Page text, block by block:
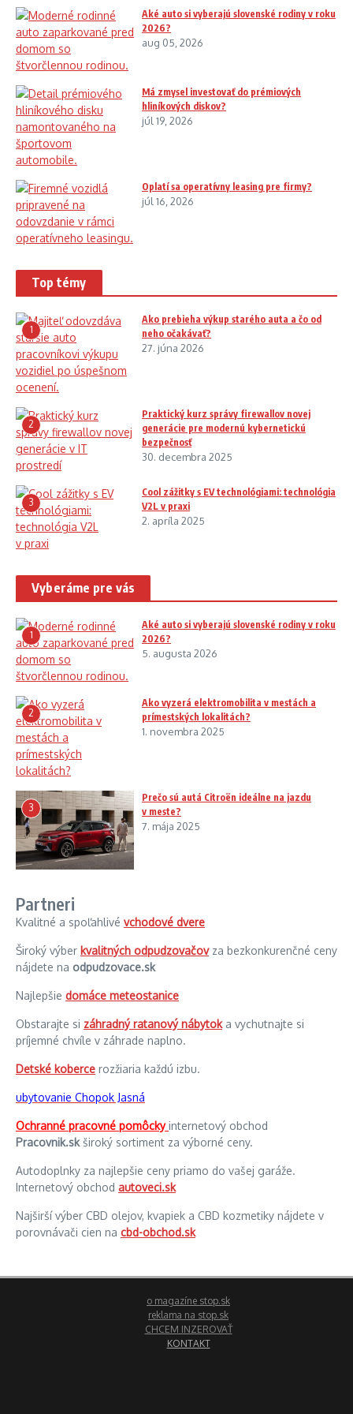
Aké auto si vyberajú slovenské rodiny v roku
2026?
aug 05, 2026
Má zmysel investovať do prémiových
hliníkových diskov?
júl 19, 2026
Oplatí sa operatívny leasing pre firmy?
júl 16, 2026
Top témy
1
Ako prebieha výkup starého auta a čo od
neho očakávať?
27. júna 2026
2
Praktický kurz správy firewallov novej
generácie pre modernú kybernetickú
bezpečnosť
30. decembra 2025
3
Cool zážitky s EV technológiami: technológia
V2L v praxi
2. apríla 2025
Vyberáme pre vás
1
Aké auto si vyberajú slovenské rodiny v roku
2026?
5. augusta 2026
2
Ako vyzerá elektromobilita v mestách a
prímestských lokalitách?
1. novembra 2025
3
Prečo sú autá Citroën ideálne na jazdu
v meste?
7. mája 2025
Partneri
Kvalitné a spoľahlivé vchodové dvere
Široký výber kvalitných odpudzovačovza bezkonkurenčné ceny
nájdete na odpudzovace.sk
Najlepšie domáce meteostanice
Obstarajte si záhradný ratanový nábytoka vychutnajte si
príjemné chvíle v záhrade naplno.
Detské koberce rozžiaria každú izbu.
ubytovanie Chopok Jasná
Ochranné pracovné pomôckyinternetový obchod
Pracovnik.skširoký sortiment za výborné ceny.
Autodoplnky za najlepšie ceny priamo do vašej garáže.
Internetový obchod autoveci.sk
Najširší výber CBD olejov, kvapiek a CBD kozmetiky nájdete v
porovnávači cien na cbd-obchod.sk
o magazíne stop.sk
reklama na stop.sk
CHCEM INZEROVAŤ
KONTAKT